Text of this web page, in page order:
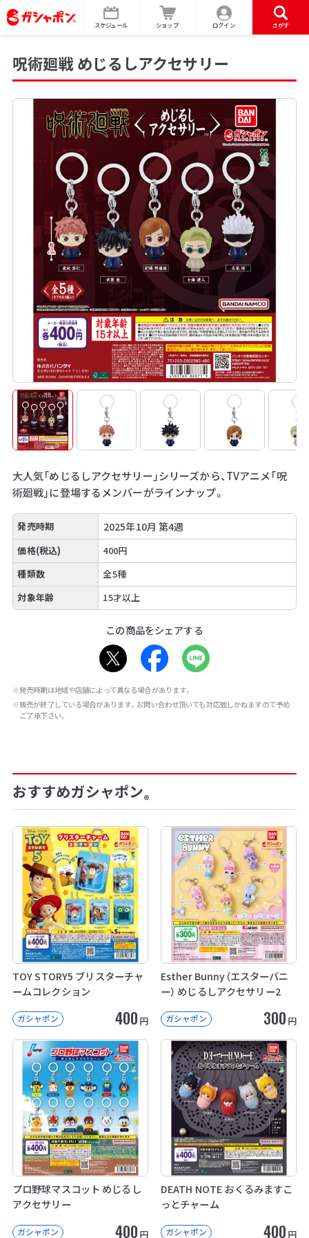
スケジュール ショップ ログイン さがす
呪術廻戦 めじるしアクセサリー
大人気「めじるしアクセサリー」シリーズから、TVアニメ「呪
術廻戦」に登場するメンバーがラインナップ。
発売時期 2025年10月 第4週
価格(税込)
400円
種類数
全5種
対象年齢
15才以上
この商品をシェアする
※発売時期は地域や店舗によって異なる場合があります。
※販売が終了している場合があります。お問い合わせ頂いても対応致しかねますので予め
ご了承下さい。
おすすめガシャポン®
TOY STORY5 ブリスターチャ
ームコレクション
ガシャポン 400 円
Esther Bunny（エスターバニ
ー） めじるしアクセサリー2
ガシャポン 300 円
プロ野球マスコット めじるし
アクセサリー
ガシャポン 400 円
DEATH NOTE おくるみますこ
っとチャーム
ガシャポン 400 円